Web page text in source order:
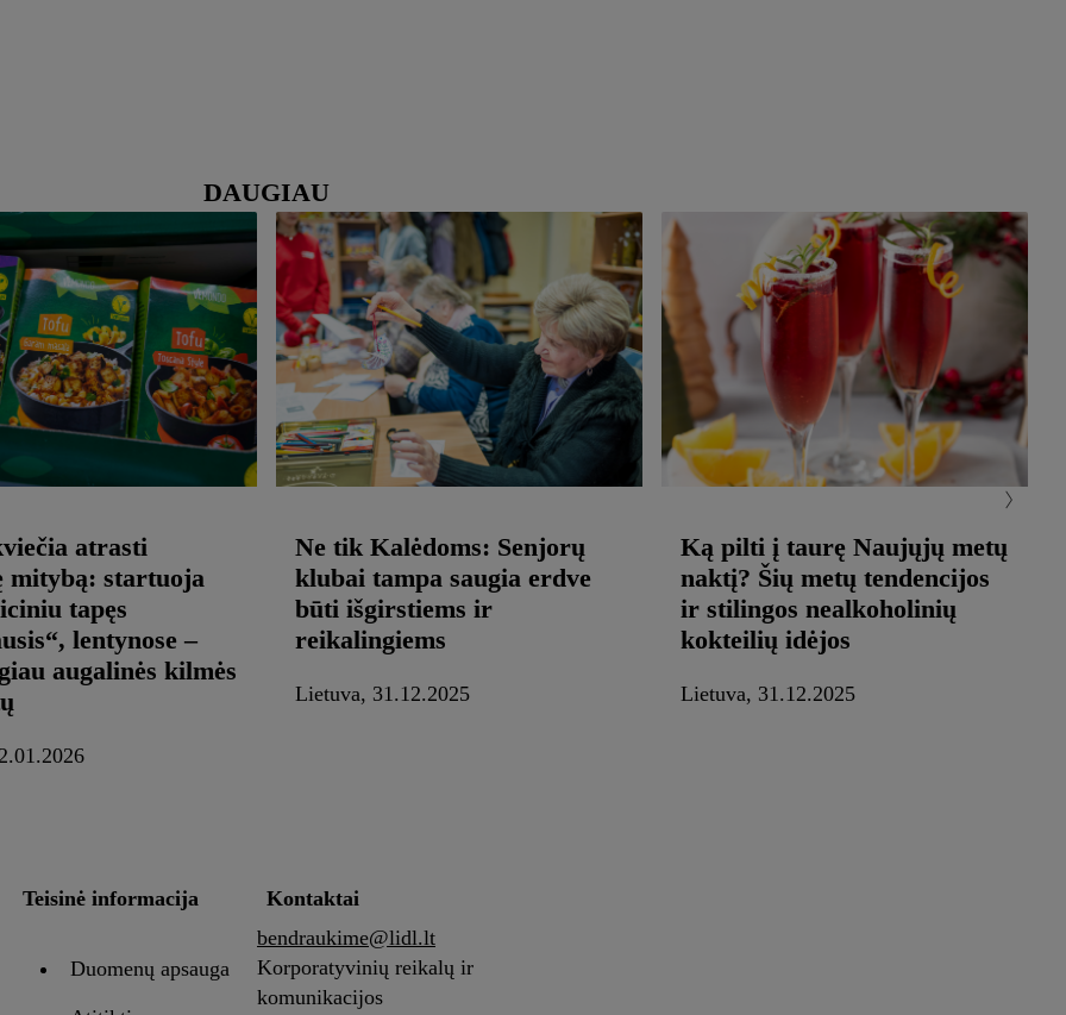
DAUGIAU
atrasti
mitybą: startuoja
tapęs
lentynose –
augalinės kilmės
Ne tik Kalėdoms: Senjorų
klubai tampa saugia erdve
būti išgirstiems ir
reikalingiems
Lietuva, 31.12.2025
Ką pilti į taurę Naujųjų metų
naktį? Šių metų tendencijos
ir stilingos nealkoholinių
kokteilių idėjos
Lietuva, 31.12.2025
Teisinė informacija
Duomenų apsauga
Kontaktai
bendraukime@lidl.lt
Korporatyvinių reikalų ir
komunikacijos